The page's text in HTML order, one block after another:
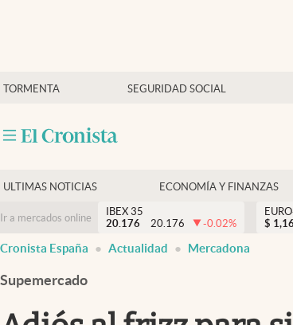
TORMENTA SEGURIDAD SOCIAL
Economía y finanzas
Criptomonedas
ULTIMAS NOTICIAS ECONOMÍA Y FINANZAS
Ir a mercados online
IBEX 35
20.176
20.176 -0.02%
$ 1,16
Cronista España Actualidad Mercadona
Supemercado